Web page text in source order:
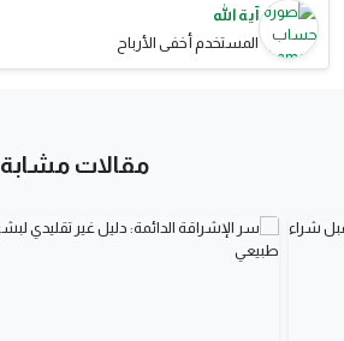
آية الله
المستخدم أخفى الأرباح
مقالات مشابة